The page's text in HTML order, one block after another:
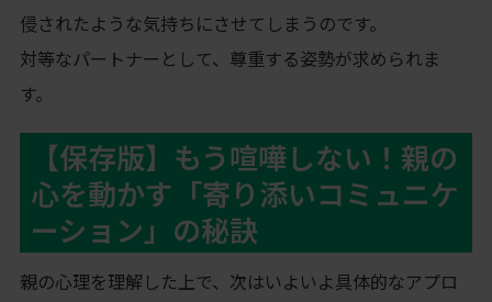
侵されたような気持ちにさせてしまうのです。
対等なパートナーとして、尊重する姿勢が求められま
す。
【保存版】もう喧嘩しない！親の
心を動かす「寄り添いコミュニケ
ーション」の秘訣
親の心理を理解した上で、次はいよいよ具体的なアプロ